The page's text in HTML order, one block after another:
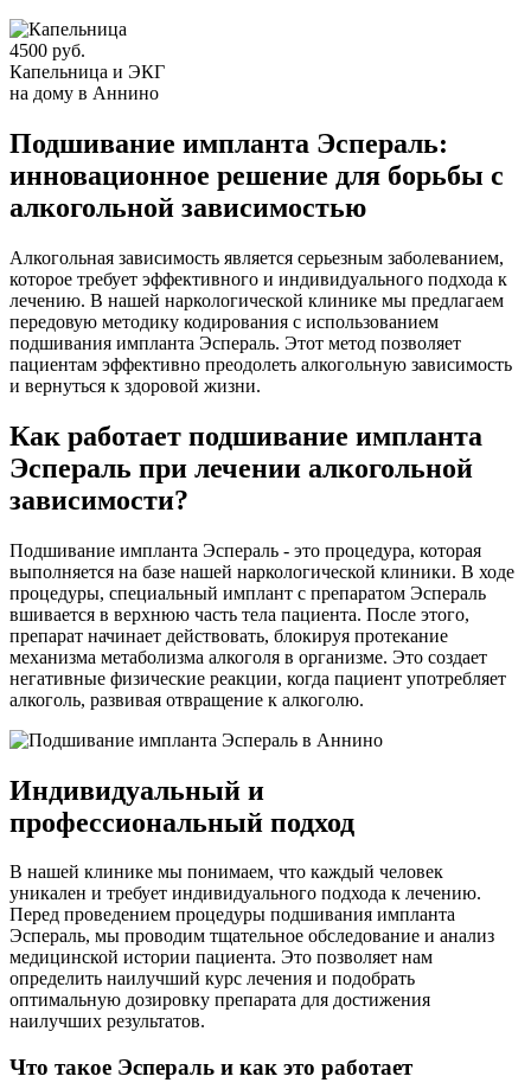
4500 руб.
Капельница и ЭКГ
на дому в Аннино
Подшивание импланта Эспераль:
инновационное решение для борьбы с
алкогольной зависимостью
Алкогольная зависимость является серьезным заболеванием,
которое требует эффективного и индивидуального подхода к
лечению. В нашей наркологической клинике мы предлагаем
передовую методику кодирования с использованием
подшивания импланта Эспераль. Этот метод позволяет
пациентам эффективно преодолеть алкогольную зависимость
и вернуться к здоровой жизни.
Как работает подшивание импланта
Эспераль при лечении алкогольной
зависимости?
Подшивание импланта Эспераль - это процедура, которая
выполняется на базе нашей наркологической клиники. В ходе
процедуры, специальный имплант с препаратом Эспераль
вшивается в верхнюю часть тела пациента. После этого,
препарат начинает действовать, блокируя протекание
механизма метаболизма алкоголя в организме. Это создает
негативные физические реакции, когда пациент употребляет
алкоголь, развивая отвращение к алкоголю.
Индивидуальный и
профессиональный подход
В нашей клинике мы понимаем, что каждый человек
уникален и требует индивидуального подхода к лечению.
Перед проведением процедуры подшивания импланта
Эспераль, мы проводим тщательное обследование и анализ
медицинской истории пациента. Это позволяет нам
определить наилучший курс лечения и подобрать
оптимальную дозировку препарата для достижения
наилучших результатов.
Что такое Эспераль и как это работает